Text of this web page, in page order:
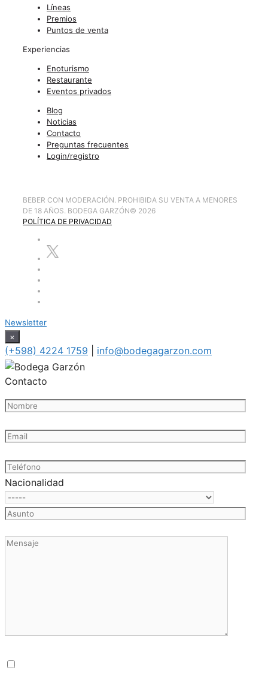
Líneas
Premios
Puntos de venta
Experiencias
Enoturismo
Restaurante
Eventos privados
Blog
Noticias
Contacto
Preguntas frecuentes
Login/registro
BEBER CON MODERACIÓN. PROHIBIDA SU VENTA A MENORES
DE 18 AÑOS. BODEGA GARZÓN© 2026
POLÍTICA DE PRIVACIDAD
Newsletter
×
(+598) 4224 1759 info@bodegagarzon.com
Contacto
Nacionalidad